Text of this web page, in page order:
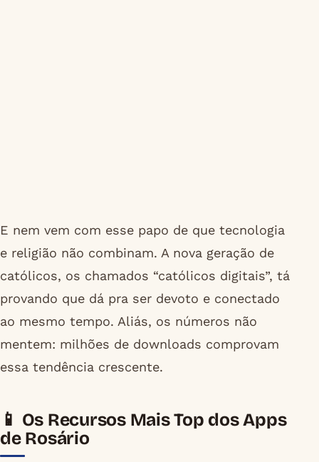
E nem vem com esse papo de que tecnologia
e religião não combinam. A nova geração de
católicos, os chamados “católicos digitais”, tá
provando que dá pra ser devoto e conectado
ao mesmo tempo. Aliás, os números não
mentem: milhões de downloads comprovam
essa tendência crescente.
📱 Os Recursos Mais Top dos Apps
de Rosário